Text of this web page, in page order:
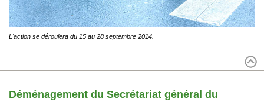
L'action se déroulera du 15 au 28 septembre 2014.
Déménagement du Secrétariat général du